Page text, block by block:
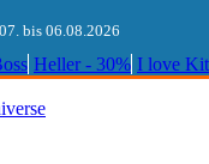
bis 06.08.2026
Heller - 30% I love Kit